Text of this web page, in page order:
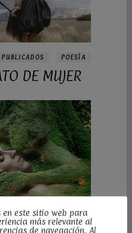
POESÍA
DE MUJER
REFLEXIONES
en este sitio web para
más relevante al
de navegación. Al